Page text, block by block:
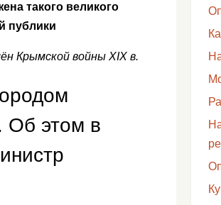
такого великого
публики
Крымской войны XIX в.
Об этом в